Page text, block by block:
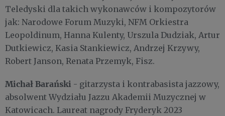
Teledyski dla takich wykonawców i kompozytorów
jak: Narodowe Forum Muzyki, NFM Orkiestra
Leopoldinum, Hanna Kulenty, Urszula Dudziak, Artur
Dutkiewicz, Kasia Stankiewicz, Andrzej Krzywy,
Robert Janson, Renata Przemyk, Fisz.
Michał Barański - gitarzysta i kontrabasista jazzowy,
absolwent Wydziału Jazzu Akademii Muzycznej w
Katowicach. Laureat nagrody Fryderyk 2023